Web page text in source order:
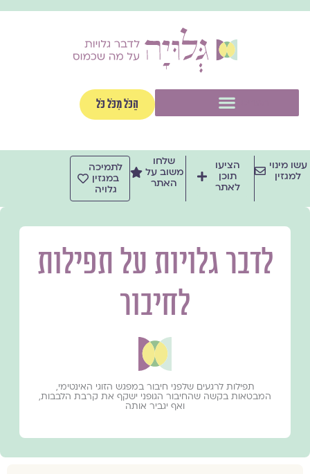
לתוכן
הַכֹּל מִכֹּל כֹּל
עשו מינוי
למגזין
הציעו
תוכן
לאתר
שלחו
משוב על
האתר
לתמיכה
במגזין
גלויה
לדבר גלויות על תפילות
לחיבור
תפילות לרגעים שלפני חיבור במפגש הזוגי האינטימי,
המבטאות בקשה שהחיבור הגופני ישקף את קרבת הלבבות,
ואף יגביר אותה